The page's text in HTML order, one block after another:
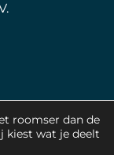
roomser dan de
kiest wat je deelt